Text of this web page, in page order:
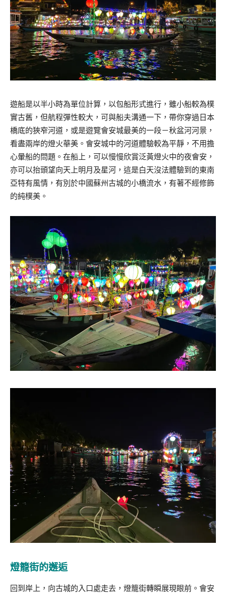
遊船是以半小時為單位計算，以包船形式進行，雖小船較為樸
實古舊，但航程彈性較大，可與船夫溝通一下，帶你穿過日本
橋底的狹窄河道，或是遊覽會安城最美的一段－秋盆河河景，
看盡兩岸的燈火華美。會安城中的河道體驗較為平靜，不用擔
心暈船的問題。在船上，可以慢慢欣賞泛黃燈火中的夜會安，
亦可以抬頭望向天上明月及星河，這是白天沒法體驗到的東南
亞特有風情，有別於中國蘇州古城的小橋流水，有著不經修飾
的純樸美。
燈籠街的邂逅
回到岸上，向古城的入口處走去，燈籠街轉瞬展現眼前。會安